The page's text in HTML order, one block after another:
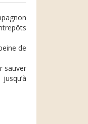
de
sauver